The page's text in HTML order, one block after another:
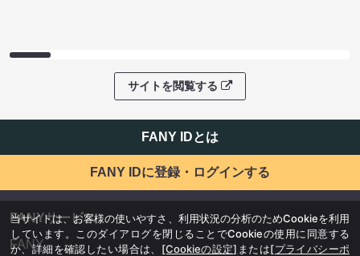
サイトを閲覧する
FANY IDとは
FANY IDに登録・ログインする
FANYサービス
FANY
当サイトは、お客様の使いやすさ、利用状況の分析のためCookieを利用
しています。このダイアログを閉じることでCookieの使用に同意する
か、詳細を確認したい場合は、 [Cookieの設定] または[プライバシーポ